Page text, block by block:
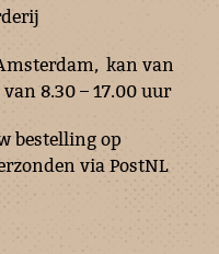
kan van
8.30 – 17.00 uur
bestelling op
via PostNL